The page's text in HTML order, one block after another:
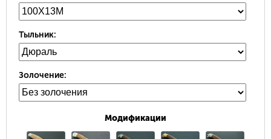
Тыльник:
Золочение:
Модификации